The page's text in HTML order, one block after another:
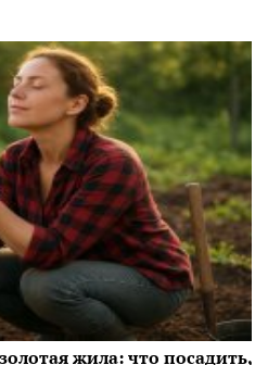
жила: что посадить,